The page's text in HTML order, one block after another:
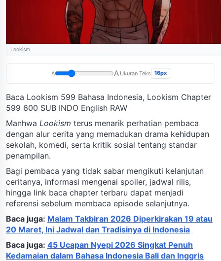
Lookism
A A Ukuran Teks 16px
Baca Lookism 599 Bahasa Indonesia, Lookism Chapter
599 600 SUB INDO English RAW
Manhwa Lookism terus menarik perhatian pembaca
dengan alur cerita yang memadukan drama kehidupan
sekolah, komedi, serta kritik sosial tentang standar
penampilan.
Bagi pembaca yang tidak sabar mengikuti kelanjutan
ceritanya, informasi mengenai spoiler, jadwal rilis,
hingga link baca chapter terbaru dapat menjadi
referensi sebelum membaca episode selanjutnya.
Baca juga: Malam Takbiran 2026 Diperkirakan 19 atau
20 Maret, Ini Jadwal dan Tradisinya di Indonesia
Baca juga: 45 Ucapan Nyepi 2026 Singkat Penuh
Kedamaian dalam Bahasa Indonesia Bali dan Inggris